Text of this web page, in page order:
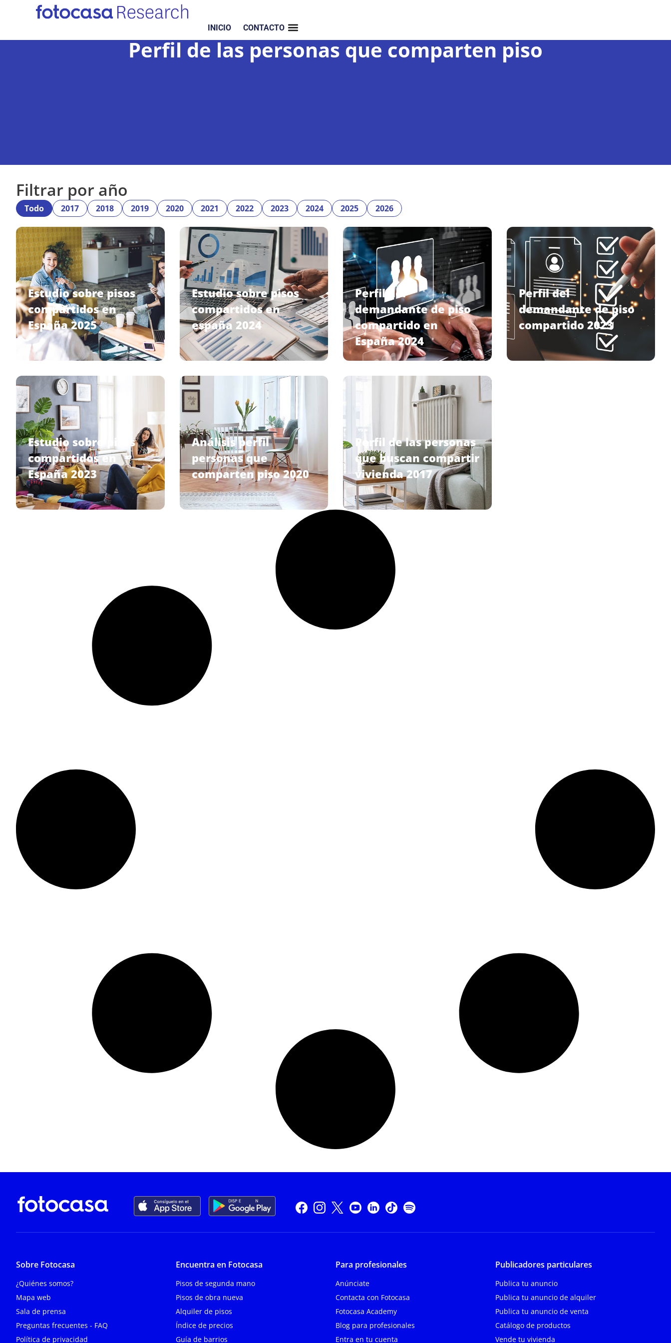
INICIO CONTACTO
Perfil de las personas que comparten piso
Filtrar por año
2017 2018 2019 2020 2021 2022 2023 2024 2025 2026
Todo
Estudio sobre pisos
compartidos en
España 2025
Estudio sobre pisos
compartidos en
españa 2024
Perfil del
demandante de piso
compartido en
España 2024
Perfil del
demandante de piso
compartido 2023
Estudio sobre pisos
compartidos en
España 2023
Análisis perfil
personas que
comparten piso 2020
Perfil de las personas
que buscan compartir
vivienda 2017
Sobre Fotocasa
¿Quiénes somos?
Mapa web
Sala de prensa
Preguntas frecuentes - FAQ
Política de privacidad
Encuentra en Fotocasa
Pisos de segunda mano
Pisos de obra nueva
Alquiler de pisos
Índice de precios
Guía de barrios
Para profesionales
Anúnciate
Contacta con Fotocasa
Fotocasa Academy
Blog para profesionales
Entra en tu cuenta
Publicadores particulares
Publica tu anuncio
Publica tu anuncio de alquiler
Publica tu anuncio de venta
Catálogo de productos
Vende tu vivienda